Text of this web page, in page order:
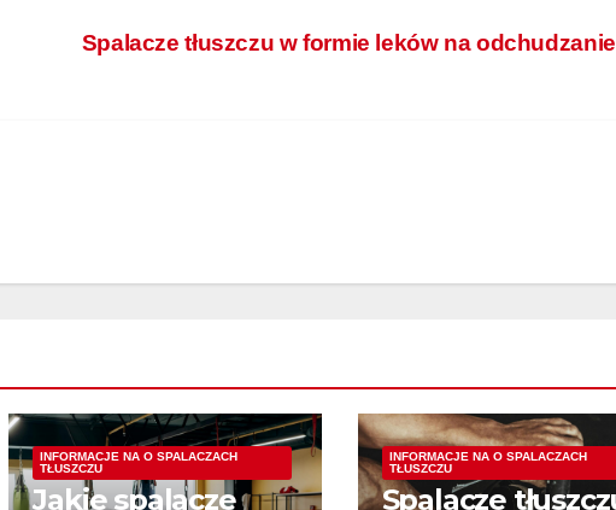
Spalacze tłuszczu w formie leków na
INFORMACJE NA O SPALACZACH
TŁUSZCZU
Jakie spalacze
INFORMACJE NA O SPALACZACH
TŁUSZCZU
Spalacze